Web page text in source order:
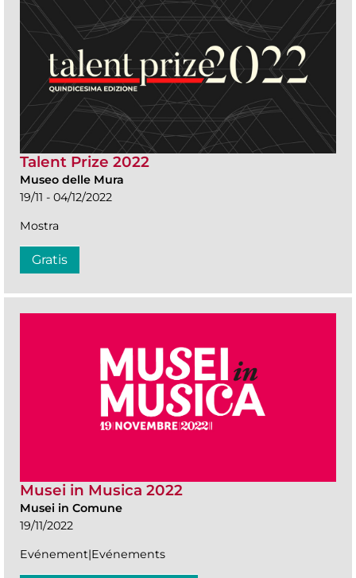
Talent Prize 2022
Museo delle Mura
19/11 - 04/12/2022
Mostra
Gratis
Musei in Musica 2022
Musei in Comune
19/11/2022
Evénement|Evénements